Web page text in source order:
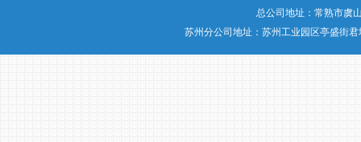
总公司地址：常熟市虞
苏州分公司地址：苏州工业园区亭盛街